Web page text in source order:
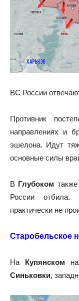
ВС России
Противник
направлениях и
эшелона. Идут
основные силы
В Глубоком
России отбила.
практически не
Старобельское
На Купянском
Синьковки,